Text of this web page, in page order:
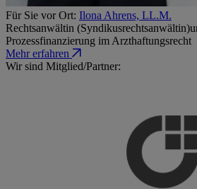
Für Sie vor Ort: Ilona Ahrens, LL.M.
Rechtsanwältin
Prozessfinanzierung im Arzthaftungsrecht
Mehr erfahren
Wir sind Mitglied/​Partner: